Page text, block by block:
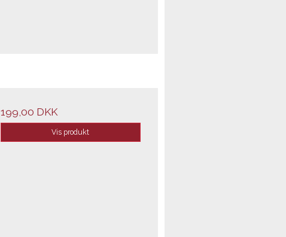
199,00 DKK
Vis produkt